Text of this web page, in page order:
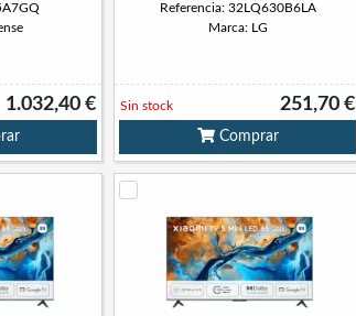
1.032,40 €
Referencia: 32LQ630B6LA
Marca: LG
251,70 €
Sin stock
Comprar